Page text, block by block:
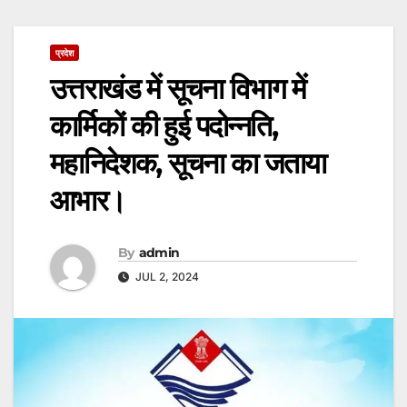
प्रदेश
उत्तराखंड में सूचना विभाग में
कार्मिकों की हुई पदोन्नति,
महानिदेशक, सूचना का जताया
आभार।
By admin
JUL 2, 2024